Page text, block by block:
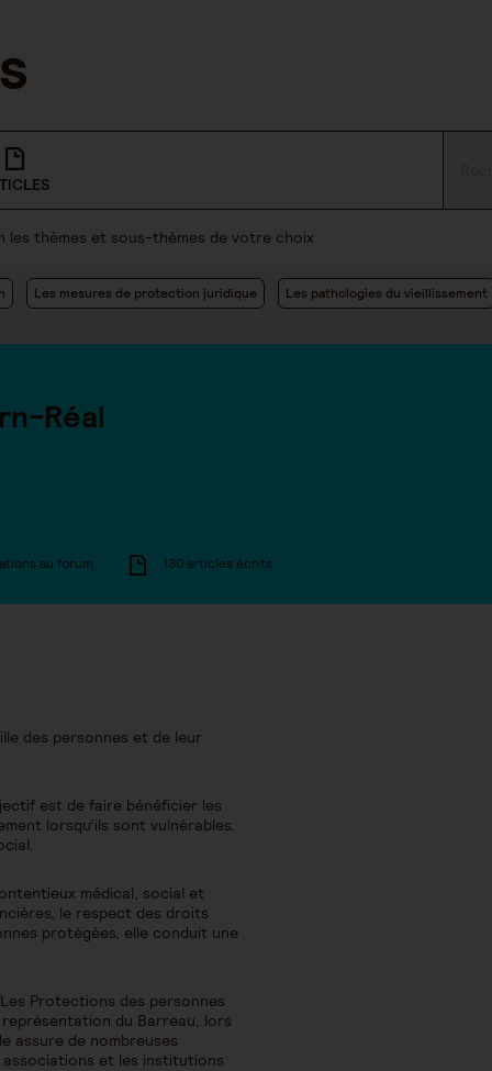
thèmes et sous-thèmes de votre choix
Les mesures de protection juridique Les pathologies du vieillissement
Réal
au forum 130 articles écrits
des personnes et de leur
est de faire bénéficier les
lorsqu’ils sont vulnérables.
médical, social et
le respect des droits
protégées, elle conduit une
Protections des personnes
du Barreau, lors
assure de nombreuses
associations et les institutions